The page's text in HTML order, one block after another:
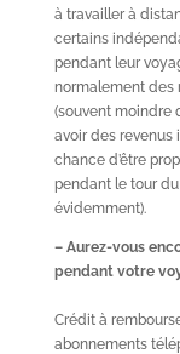
à travailler à
certains
pendant leur
normalement des
(souvent moindre
avoir des revenus
chance d’être
pendant le tour
évidemment).
– Aurez-vous
pendant votre
Crédit à
abonnements